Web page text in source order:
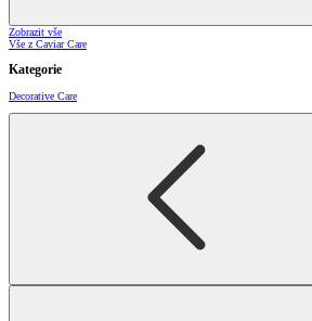
Zobrazit vše
Vše z Caviar Care
Kategorie
Decorative Care